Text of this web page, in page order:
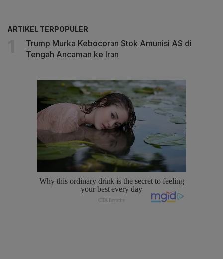
ARTIKEL TERPOPULER
Trump Murka Kebocoran Stok Amunisi AS di
Tengah Ancaman ke Iran